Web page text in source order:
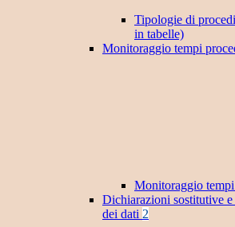
Tipologie di
in tabelle)
Monitoraggio tempi
Monitoraggio
Dichiarazioni sostitutive
dei dati 2